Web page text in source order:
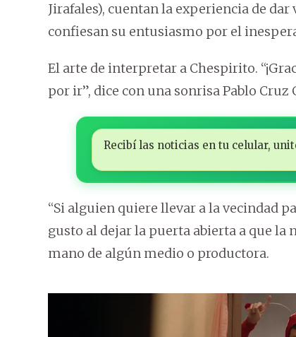
Jirafales), cuentan la experiencia de
confiesan su entusiasmo por el
El arte de interpretar a Chespirito.
por ir”, dice con una sonrisa Pablo Cruz
Recibí las noticias en tu celular,
“Si alguien quiere llevar a la vecindad
gusto al dejar la puerta abierta a que la
mano de algún medio o productora.